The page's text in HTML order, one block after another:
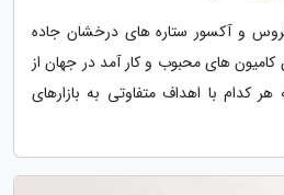
و آکسور ستاره های درخشان جاده
کامیون های محبوب و کار آمد در جهان از
کدام با اهداف متفاوتی به بازارهای